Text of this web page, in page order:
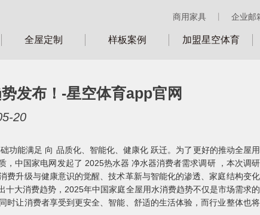
商用家具 企业邮
全屋定制 样板案例 加盟星空体育
发布！-星空体育app官网
20
功能满足 向 品质化、智能化、健康化 跃迁。为了更好的推动全屋
中国家电网发起了 2025热水器 净水器消费者需求调研 ，本次调
升级与健康意识的觉醒、技术革新与智能化的渗透、家庭结构变
大消费趋势，2025年中国家庭全屋用水消费趋势不仅是市场需求
让消费者享受到更安全、智能、舒适的生活体验，而行业整体也